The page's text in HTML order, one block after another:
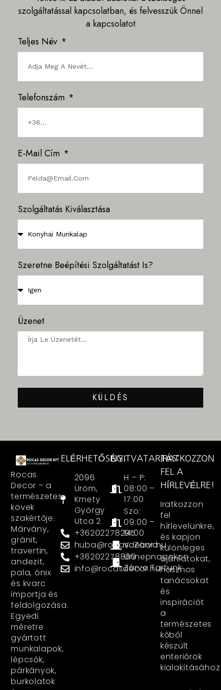
szolgáltatással kapcsolatban, és felvesszük Önnel
a kapcsolatot
Teljes Név
Telefonszám
E-Mail Cím
Szolgáltatás Kiválasztása
Szeretne Beépítési Szolgáltatást Is?
Üzenet
KÜLDÉS
Rocas
Decor – a
természetes
kövek
szakértője.
Márvány,
gránit,
travertin,
andezit,
pala, ónix
és kvarc
importja és
feldolgozása.
Egyedi
méretre
gyártott
munkalapok,
lépcsők,
párkányok,
burkolatok
ELÉRHETŐSÉG:
2096
Üröm,
Kmety
György
Utca 2
+36202278295
huba@rocasdecor.hu
+36202278860
info@rocasdecor.hu
NYITVATARTÁS:
H – P:
08:00 –
17:00
Szo:
09:00 –
14:00
V: Zárva
Ünnepnapokon
Zárva Tartunk
IRATKOZZON
FEL A
HÍRLEVÉLRE!
Iratkozzon
fel
hírlevelünkre,
és kapjon
különleges
ajánlatokat,
hasznos
tanácsokat
és
inspirációt
a
természetes
kőből
készült
enteriőrök
kialakításához